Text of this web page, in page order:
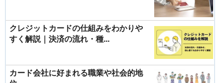
クレジットカードの仕組みをわかりや
すく解説｜決済の流れ・種...
カード会社に好まれる職業や社会的地